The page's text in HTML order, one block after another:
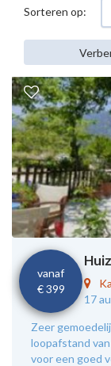
Sorteren op:
vanaf
€ 399
17
Zeer
loopafstand
voor een goed